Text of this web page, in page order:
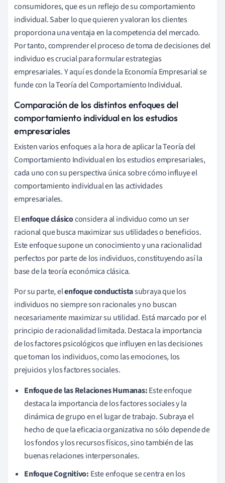
consumidores, que es un reflejo de su comportamiento
individual. Saber lo que quieren y valoran los clientes
proporciona una ventaja en la competencia del mercado.
Por tanto, comprender el proceso de toma de decisiones del
individuo es crucial para formular estrategias
empresariales. Y aquí es donde la Economía Empresarial se
funde con la Teoría del Comportamiento Individual.
Comparación de los distintos enfoques del
comportamiento individual en los estudios
empresariales
Existen varios enfoques a la hora de aplicar la Teoría del
Comportamiento Individual en los estudios empresariales,
cada uno con su perspectiva única sobre cómo influye el
comportamiento individual en las actividades
empresariales.
Elenfoque clásicoconsidera al individuo como un ser
racional que busca maximizar sus utilidades o beneficios.
Este enfoque supone un conocimiento y una racionalidad
perfectos por parte de los individuos, constituyendo así la
base de la teoría económica clásica.
Por su parte, elenfoque conductistasubraya que los
individuos no siempre son racionales y no buscan
necesariamente maximizar su utilidad. Está marcado por el
principio de racionalidad limitada. Destaca la importancia
de los factores psicológicos que influyen en las decisiones
que toman los individuos, como las emociones, los
prejuicios y los factores sociales.
Enfoque de las Relaciones Humanas:Este enfoque
destaca la importancia de los factores sociales y la
dinámica de grupo en el lugar de trabajo. Subraya el
hecho de que la eficacia organizativa no sólo depende de
los fondos y los recursos físicos, sino también de las
buenas relaciones interpersonales.
Enfoque Cognitivo: Este enfoque se centra en los